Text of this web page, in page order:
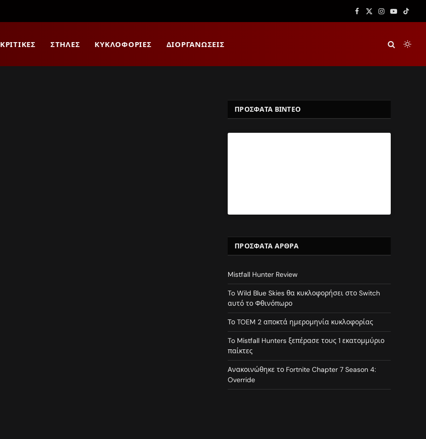
Facebook
X
Instagram
YouTube
TikTok
ΚΡΙΤΙΚΈΣ ΣΤΉΛΕΣ ΚΥΚΛΟΦΟΡΊΕΣ ΔΙΟΡΓΑΝΏΣΕΙΣ
ΠΡΟΣΦΑΤΑ ΒΙΝΤΕΟ
ΠΡΌΣΦΑΤΑ ΆΡΘΡΑ
Mistfall Hunter Review
To Wild Blue Skies θα κυκλοφορήσει στο Switch
αυτό το Φθινόπωρο
Το TOEM 2 αποκτά ημερομηνία κυκλοφορίας
To Mistfall Hunters ξεπέρασε τους 1 εκατομμύριο
παίκτες
Ανακοινώθηκε το Fortnite Chapter 7 Season 4:
Override